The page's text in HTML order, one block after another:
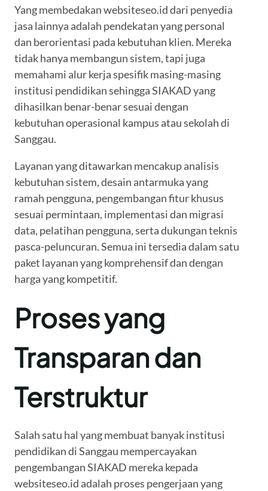
Yang membedakan websiteseo.id dari penyedia
jasa lainnya adalah pendekatan yang personal
dan berorientasi pada kebutuhan klien. Mereka
tidak hanya membangun sistem, tapi juga
memahami alur kerja spesifik masing-masing
institusi pendidikan sehingga SIAKAD yang
dihasilkan benar-benar sesuai dengan
kebutuhan operasional kampus atau sekolah di
Sanggau.
Layanan yang ditawarkan mencakup analisis
kebutuhan sistem, desain antarmuka yang
ramah pengguna, pengembangan fitur khusus
sesuai permintaan, implementasi dan migrasi
data, pelatihan pengguna, serta dukungan teknis
pasca-peluncuran. Semua ini tersedia dalam satu
paket layanan yang komprehensif dan dengan
harga yang kompetitif.
Proses yang
Transparan dan
Terstruktur
Salah satu hal yang membuat banyak institusi
pendidikan di Sanggau mempercayakan
pengembangan SIAKAD mereka kepada
websiteseo.id adalah proses pengerjaan yang